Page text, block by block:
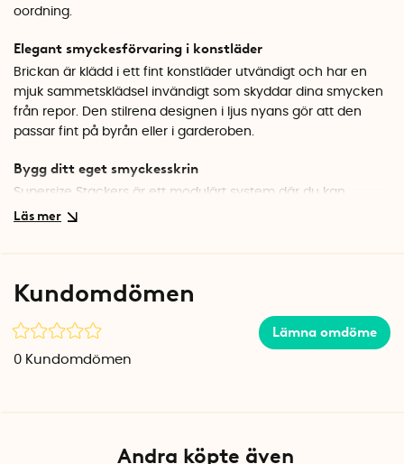
oordning.
Elegant smyckesförvaring i konstläder
Brickan är klädd i ett fint konstläder utvändigt och har en
mjuk sammetsklädsel invändigt som skyddar dina smycken
från repor. Den stilrena designen i ljus nyans gör att den
passar fint på byrån eller i garderoben.
Bygg ditt eget smyckesskrin
Supersize Stackers är ett modulärt system där du kan
kombinera flera brickor för att skapa din egen
Specifikationer
Mått: 36 x 25 x 7 cm
Material utvändigt: Konstläder
Kundomdömen
Lämna omdöme
0 Kundomdömen
Andra köpte även